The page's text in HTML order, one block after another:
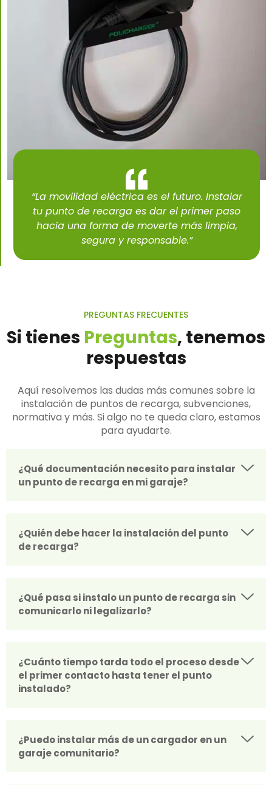
“La movilidad eléctrica es el futuro. Instalar
tu punto de recarga es dar el primer paso
hacia una forma de moverte más limpia,
segura y responsable.”
PREGUNTAS FRECUENTES
Si tienes Preguntas, tenemos
respuestas
Aquí resolvemos las dudas más comunes sobre la
instalación de puntos de recarga, subvenciones,
normativa y más. Si algo no te queda claro, estamos
para ayudarte.
¿Qué documentación necesito para instalar
un punto de recarga en mi garaje?
¿Quién debe hacer la instalación del punto
de recarga?
¿Qué pasa si instalo un punto de recarga sin
comunicarlo ni legalizarlo?
¿Cuánto tiempo tarda todo el proceso desde
el primer contacto hasta tener el punto
instalado?
¿Puedo instalar más de un cargador en un
garaje comunitario?